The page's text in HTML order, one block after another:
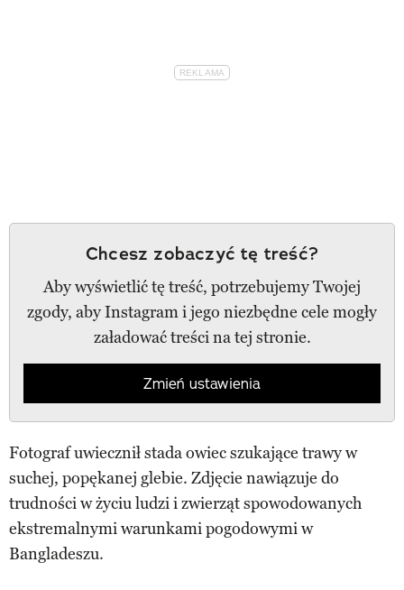
Chcesz zobaczyć tę treść?
Aby wyświetlić tę treść, potrzebujemy Twojej
zgody, aby Instagram i jego niezbędne cele mogły
załadować treści na tej stronie.
Zmień ustawienia
Fotograf uwiecznił stada owiec szukające trawy w
suchej, popękanej glebie. Zdjęcie nawiązuje do
trudności w życiu ludzi i zwierząt spowodowanych
ekstremalnymi warunkami pogodowymi w
Bangladeszu.